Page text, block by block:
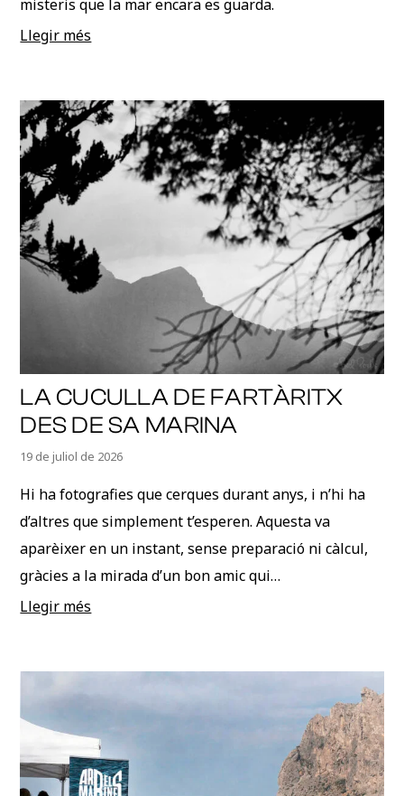
misteris que la mar encara es guarda.
Llegir més
LA CUCULLA DE FARTÀRITX
DES DE SA MARINA
19 de juliol de 2026
Hi ha fotografies que cerques durant anys, i n’hi ha
d’altres que simplement t’esperen. Aquesta va
aparèixer en un instant, sense preparació ni càlcul,
gràcies a la mirada d’un bon amic qui…
Llegir més